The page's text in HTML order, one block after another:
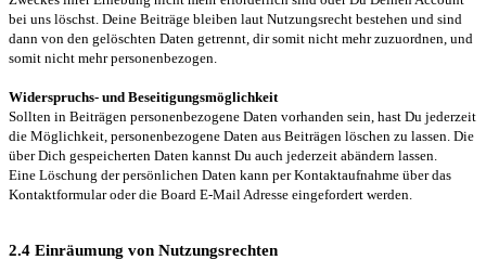
bei uns löschst. Deine Beiträge bleiben laut Nutzungsrecht bestehen und sind
dann von den gelöschten Daten getrennt, dir somit nicht mehr zuzuordnen, und
somit nicht mehr personenbezogen.
Widerspruchs- und Beseitigungsmöglichkeit
Sollten in Beiträgen personenbezogene Daten vorhanden sein, hast Du jederzeit
die Möglichkeit, personenbezogene Daten aus Beiträgen löschen zu lassen. Die
über Dich gespeicherten Daten kannst Du auch jederzeit abändern lassen.
Eine Löschung der persönlichen Daten kann per Kontaktaufnahme über das
Kontaktformular oder die Board E-Mail Adresse eingefordert werden.
2.4 Einräumung von Nutzungsrechten